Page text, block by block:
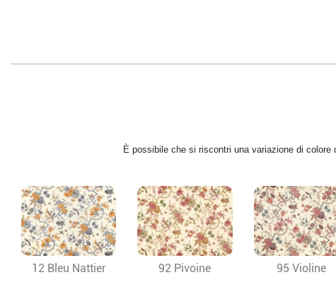
È possibile che si riscontri una variazione di colore
12 Bleu Nattier 92 Pivoine 95 Violine